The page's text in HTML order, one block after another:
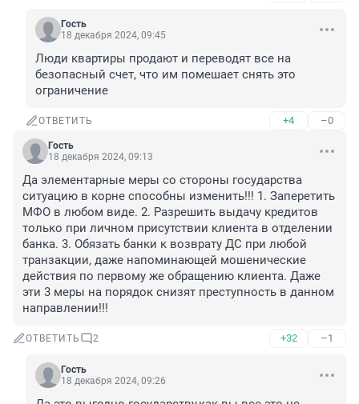
Гость
18 декабря 2024, 09:45
Люди квартиры продают и переводят все на
безопасный счет, что им помешает снять это
ограничение
ОТВЕТИТЬ +4 –0
Гость
18 декабря 2024, 09:13
Да элементарные меры со стороны государства
ситуацию в корне способны изменить!!! 1. Заперетить
МФО в любом виде. 2. Разрешить выдачу кредитов
только при личном присутствии клиента в отделении
банка. 3. Обязать банки к возврату ДС при любой
транзакции, даже напоминающей мошенические
действия по первому же обращению клиента. Даже
эти 3 меры на порядок снизят преступность в данном
направлении!!!
ОТВЕТИТЬ 2 +32 –1
Гость
18 декабря 2024, 09:26